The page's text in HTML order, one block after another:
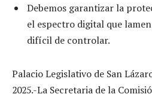
Debemos garantizar la
el espectro digital que
difícil de controlar.
Palacio Legislativo de San
2025.-La Secretaria de la